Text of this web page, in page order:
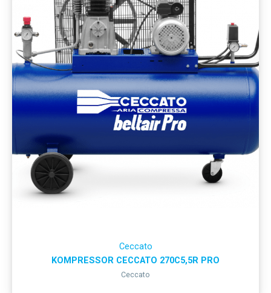
Ceccato
KOMPRESSOR CECCATO 270C5,5R PRO
Ceccato